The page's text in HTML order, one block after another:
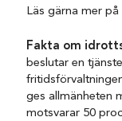
Läs gärna mer på
Fakta om
beslutar en
ges allmänheten
motsvarar 50